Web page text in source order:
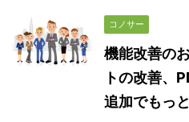
コノサー
機能改善の
トの改善、
追加でもっ